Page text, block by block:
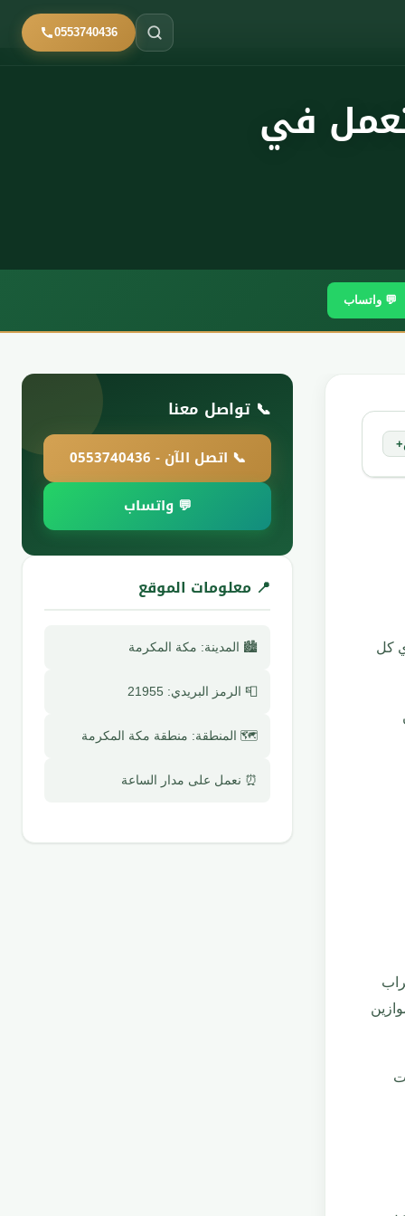
0553740436
في
💬 واتساب
+
كل
📞 تواصل معنا
📞 اتصل الآن - 0553740436
💬 واتساب
📍 معلومات الموقع
🏙️ المدينة: مكة المكرمة
📮 الرمز البريدي: 21955
🗺️ المنطقة: منطقة مكة المكرمة
⏰ نعمل على مدار الساعة